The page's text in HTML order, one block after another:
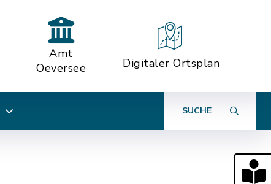
Amt
Oeversee
Digitaler Ortsplan
SUCHE